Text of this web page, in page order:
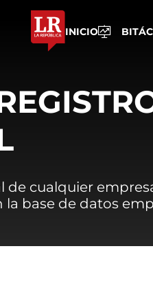
INICIO
de cualquier
la base de datos